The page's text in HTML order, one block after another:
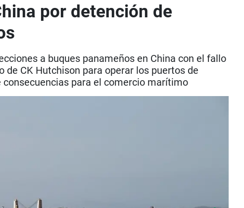
por detención de
a buques panameños en China con el fallo
de CK Hutchison para operar los puertos de
consecuencias para el comercio marítimo